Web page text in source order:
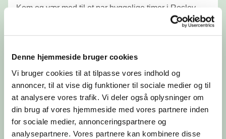
Denne hjemmeside bruger cookies
Vi bruger cookies til at tilpasse vores indhold og
annoncer, til at vise dig funktioner til sociale medier og til
at analysere vores trafik. Vi deler også oplysninger om
din brug af vores hjemmeside med vores partnere inden
for sociale medier, annonceringspartnere og
analysepartnere. Vores partnere kan kombinere disse
Kom og vær med til et par hyggelige timer i Roslev
sognehus, hvor vi spiser rundstykker, drikker kaffe og